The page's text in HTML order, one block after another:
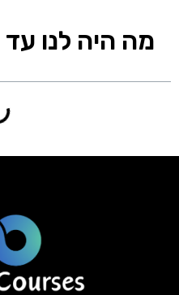
מה היה לנו עד